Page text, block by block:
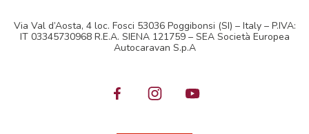
Via Val d’Aosta, 4 loc. Fosci 53036 Poggibonsi (SI) – Italy – P.IVA:
IT 03345730968 R.E.A. SIENA 121759 – SEA Società Europea
Autocaravan S.p.A